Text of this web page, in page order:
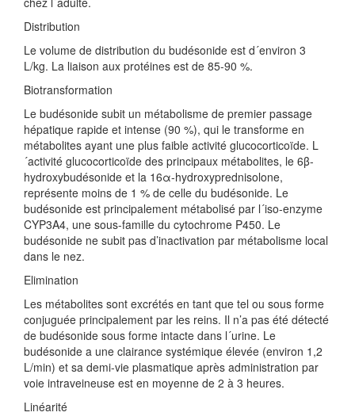
Distribution
Le volume de distribution du budésonide est d´environ 3
L/kg. La liaison aux protéines est de 85-90 %.
Biotransformation
Le budésonide subit un métabolisme de premier passage
hépatique rapide et intense (90 %), qui le transforme en
métabolites ayant une plus faible activité glucocorticoïde. L
´activité glucocorticoïde des principaux métabolites, le 6β-
hydroxybudésonide et la 16α-hydroxyprednisolone,
représente moins de 1 % de celle du budésonide. Le
budésonide est principalement métabolisé par l´iso-enzyme
CYP3A4, une sous-famille du cytochrome P450. Le
budésonide ne subit pas d’inactivation par métabolisme local
dans le nez.
Elimination
Les métabolites sont excrétés en tant que tel ou sous forme
conjuguée principalement par les reins. Il n’a pas été détecté
de budésonide sous forme intacte dans l´urine. Le
budésonide a une clairance systémique élevée (environ 1,2
L/min) et sa demi-vie plasmatique après administration par
voie intraveineuse est en moyenne de 2 à 3 heures.
Linéarité